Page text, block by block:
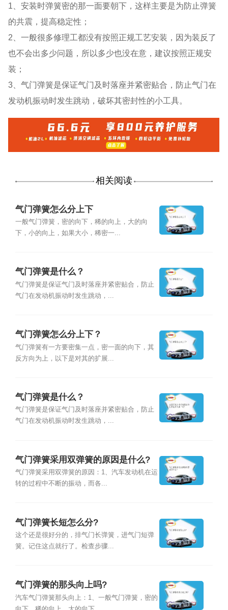
1、安装时弹簧密的那一面要朝下，这样主要是为防止弹簧
的共震，提高稳定性；
2、一般很多修理工都没有按照正规工艺安装，因为装反了
也不会出多少问题，所以多少也没在意，建议按照正规安
装；
3、气门弹簧是保证气门及时落座并紧密贴合，防止气门在
发动机振动时发生跳动，破坏其密封性的小工具。
相关阅读
气门弹簧怎么分上下
一般气门弹簧，密的向下，稀的向上，大的向
下，小的向上，如果大小，稀密一...
气门弹簧是什么？
气门弹簧是保证气门及时落座并紧密贴合，防止
气门在发动机振动时发生跳动，...
气门弹簧怎么分上下？
气门弹簧有一方要密集一点，密一面的向下，其
反方向为上，以下是对其的扩展...
气门弹簧是什么？
气门弹簧是保证气门及时落座并紧密贴合，防止
气门在发动机振动时发生跳动，...
气门弹簧采用双弹簧的原因是什么?
气门弹簧采用双弹簧的原因：1、汽车发动机在运
转的过程中不断的振动，而各...
气门弹簧长短怎么分?
这个还是很好分的，排气门长弹簧，进气门短弹
簧。记住这点就行了。检查步骤...
气门弹簧的那头向上吗?
汽车气门弹簧那头向上：1、一般气门弹簧，密的